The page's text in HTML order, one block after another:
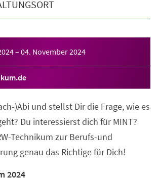
– 04. November 2024
)Abi und stellst Dir die Frage, wie es
Du interessierst dich für MINT?
Technikum zur Berufs-und
genau das Richtige für Dich!
2024